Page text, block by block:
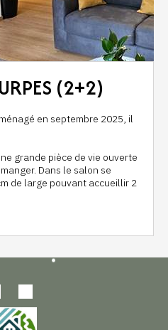
(2+2)
en septembre 2025, il
grande pièce de vie ouverte
Dans le salon se
de large pouvant accueillir 2
et accès à un jardin
également disponible
4 vélos est entièrement
les vélos.
de la propriété peut accueillir